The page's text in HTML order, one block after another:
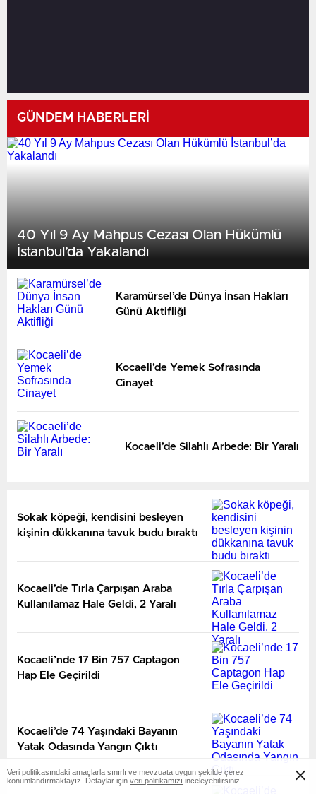
GÜNDEM HABERLERİ
40 Yıl 9 Ay Mahpus Cezası Olan Hükümlü
İstanbul’da Yakalandı
Karamürsel’de Dünya İnsan Hakları
Günü Aktifliği
Kocaeli’de Yemek Sofrasında
Cinayet
Kocaeli’de Silahlı Arbede: Bir Yaralı
Sokak köpeği, kendisini besleyen
kişinin dükkanına tavuk budu bıraktı
Kocaeli’de Tırla Çarpışan Araba
Kullanılamaz Hale Geldi, 2 Yaralı
Kocaeli’nde 17 Bin 757 Captagon
Hap Ele Geçirildi
Kocaeli’de 74 Yaşındaki Bayanın
Yatak Odasında Yangın Çıktı
Veri politikasındaki amaçlarla sınırlı ve mevzuata uygun şekilde çerez
konumlandırmaktayız. Detaylar için veri politikamızı inceleyebilirsiniz.